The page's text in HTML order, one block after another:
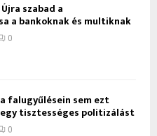
szabad a
a bankoknak és multiknak
0
falugyűlésein sem ezt
tisztességes politizálást
0